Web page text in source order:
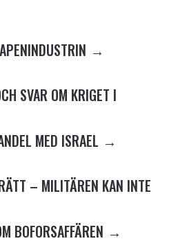
SVAR OM KRIGET I
MED ISRAEL
– MILITÄREN KAN INTE
BOFORSAFFÄREN